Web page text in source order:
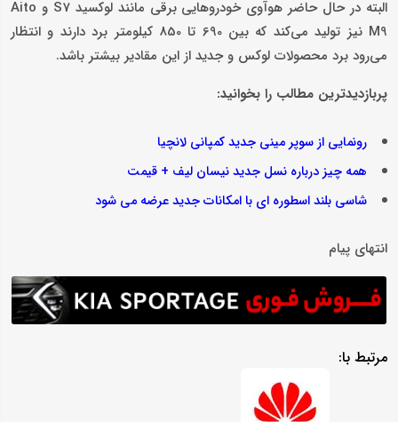
البته در حال حاضر هوآوی خودروهایی برقی مانند لوکسید S7 و Aito
M9 نیز تولید می‌کند که بین 690 تا 850 کیلومتر برد دارند و انتظار
می‌رود برد محصولات لوکس و جدید از این مقادیر بیشتر باشد.
پربازدیدترین مطالب را بخوانید:
رونمایی از سوپر مینی جدید کمپانی لانچیا
همه چیز درباره نسل جدید نیسان لیف + قیمت
شاسی بلند اسطوره ای با امکانات جدید عرضه می شود
انتهای پیام
مرتبط با: